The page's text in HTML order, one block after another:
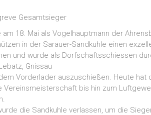
Gesamtsieger
18. Mai als Vogelhauptmann der
in der Sarauer-Sandkuhle einen
und wurde als Dorfschaftsschiessen
Gnissau
Vorderlader auszuschießen. Heute
bis hin zum
die Sandkuhle verlassen, um die